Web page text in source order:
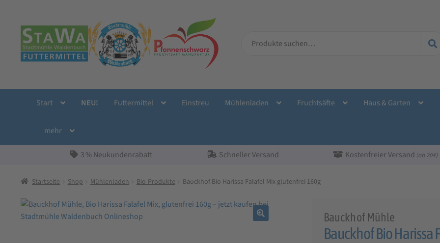
Navigation
springen
Inhalt
springen
nach:
Start NEU! Futtermittel Einstreu Mühlenladen Fruchtsäfte Haus & Garten
mehr
3 % Neukundenrabatt Schneller Versand Kostenfreier Versand (ab 20 €)
Startseite Shop Mühlenladen Bio-Produkte Bauckhof Bio Harissa Falafel Mix glutenfrei 160g
Bauckhof Mühle
Bauckhof Bio